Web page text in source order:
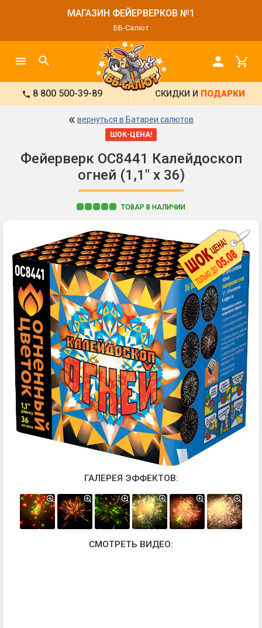
МАГАЗИН ФЕЙЕРВЕРКОВ №1
ББ-Салют
8 800 500-39-89 СКИДКИ И ПОДАРКИ
« вернуться в Батареи салютов
ШОК-ЦЕНА!
Фейерверк ОС8441 Калейдоскоп
огней (1,1" х 36)
ТОВАР В НАЛИЧИИ
ГАЛЕРЕЯ ЭФФЕКТОВ:
СМОТРЕТЬ ВИДЕО: